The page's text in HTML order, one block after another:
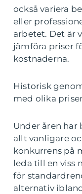
också variera
eller
arbetet. Det är
jämföra priser
kostnaderna.
Historisk
med olika
Under åren
allt vanligare
konkurrens på
leda till en viss
för
alternativ